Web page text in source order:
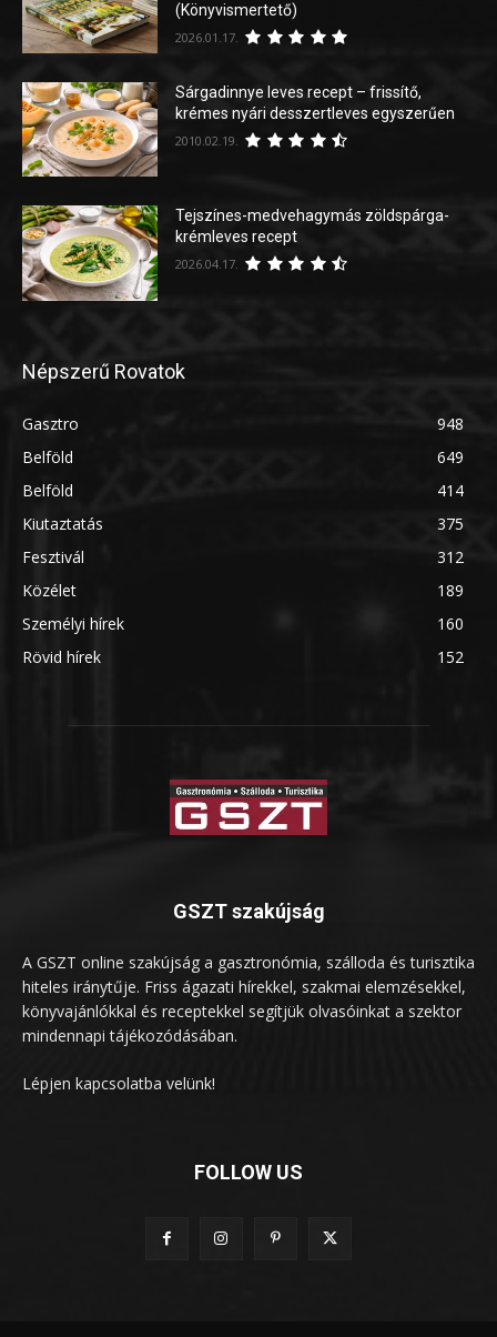
(Könyvismertető)
2026.01.17.
Sárgadinnye leves recept – frissítő,
krémes nyári desszertleves egyszerűen
2010.02.19.
Tejszínes-medvehagymás zöldspárga-
krémleves recept
2026.04.17.
Népszerű Rovatok
Gasztro
948
Belföld
649
Belföld
414
Kiutaztatás
375
Fesztivál
312
Közélet
189
Személyi hírek
160
Rövid hírek
152
GSZT szakújság
A GSZT online szakújság a gasztronómia, szálloda és turisztika
hiteles iránytűje. Friss ágazati hírekkel, szakmai elemzésekkel,
könyvajánlókkal és receptekkel segítjük olvasóinkat a szektor
mindennapi tájékozódásában.
Lépjen kapcsolatba velünk!
FOLLOW US